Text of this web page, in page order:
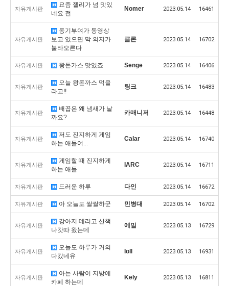
자유게시판
요즘 젤리가 넘 맛있
네요 전
Nomer 2023.05.14 16461
자유게시판
동기부여가 동영상
보고 있으면 막 의지가
불타오른다
클론 2023.05.14 16702
자유게시판 왕돈가스 맛있죠 Senge 2023.05.14 16406
자유게시판
오늘 왕돈까스 먹을
라고!!
팅크 2023.05.14 16483
자유게시판
배꼽은 왜 냄새가 날
까요?
카매니저 2023.05.14 16448
자유게시판
저도 진지하게 게임
하는 애들여...
Calar 2023.05.14 16740
자유게시판
게임할 때 진지하게
하는 애들
IARC 2023.05.14 16711
자유게시판 드러운 하루 다인 2023.05.14 16672
자유게시판 아 오늘도 쌀쌀하군 민병대 2023.05.14 16702
자유게시판
강아지 데리고 산책
나갓따 왔는데
에밀 2023.05.13 16729
자유게시판
오늘도 하루가 거의
다갔네유
Ioll 2023.05.13 16931
자유게시판
아는 사람이 지방에
카페 하는데
Kely 2023.05.13 16811